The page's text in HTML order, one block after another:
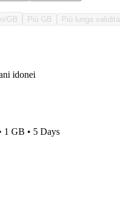
GB Più GB Più lunga validità
idonei
1 GB • 5 Days